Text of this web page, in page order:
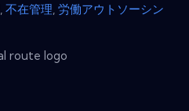
不在管理 労働アウトソーシン